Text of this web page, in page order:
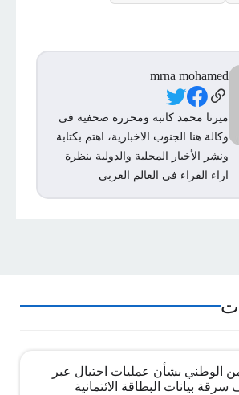
mrna mohamed
Social Links
ميرنا محمد كاتبه ومحرره صحفية فى
وكالة هنا الجنوب الاخبارية، اهتم بكتابة
ونشر الأخبار المحلية والدولية بنظرة
اراء القراء في العالم العربي
الوطني بشأن عمليات احتيال عبر
بيانات البطاقة الائتمانية